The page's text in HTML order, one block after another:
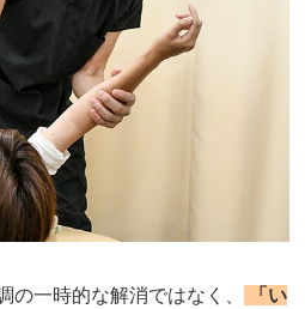
の一時的な解消ではなく、
「い